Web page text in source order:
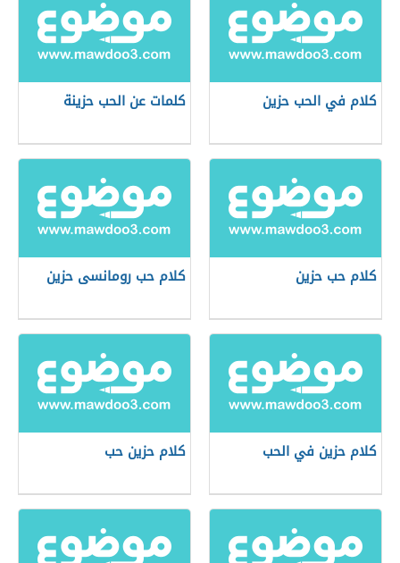
كلام في الحب حزين كلمات عن الحب حزينة
كلام حب حزين كلام حب رومانسى حزين
كلام حزين في الحب كلام حزين حب